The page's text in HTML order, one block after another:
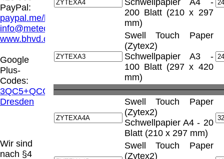
PayPal:
paypal.me/blindenhilfsmittel
info@meteor.vision
www.bhvd.de
Google
Plus-
Codes:
3QC5+QCG
Dresden
Wir sind
nach §4
Schwellpapier A4 -
200 Blatt (210 x 297
mm)
Swell Touch Paper
(Zytex2)
Schwellpapier A3 -
100 Blatt (297 x 420
mm)
Swell Touch Paper
(Zytex2)
Schwellpapier A4 - 20
Blatt (210 x 297 mm)
Swell Touch Paper
(Zytex2)
Hamburg entschieden, dass man durch die
Anbringung eines Links, die Inhalte der
gelinkten Seite ggf. mit zu verantworten hat.
Dieses kann nur dadurch verhindert werden,
dass man sich ausdrücklich von diesen
Inhalten distanziert. Hiermit distanzieren wir
uns ausdrücklich von allen Inhalten, aller
gelinkten Seiten auf unserer Homepage und
machen uns diese Inhalte nicht zu eigen.
Diese Erklärung gilt für alle auf unserer
Homepage angebrachten Links.
Die Europäische Kommission stellt eine
Plattform zur Online-Streitbeilegung (OS)
bereit. Die Plattform finden Sie unter
http://ec.europa.eu/consumers/odr/Unsere E-